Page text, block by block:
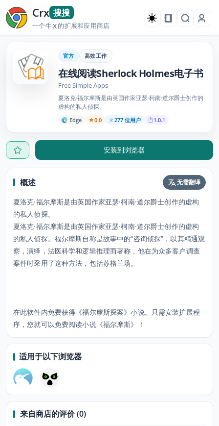
Crx 搜搜
一个牛X的扩展和应用商店
官方 高效工作
在线阅读Sherlock Holmes电子书
Free Simple Apps
夏洛克·福尔摩斯是由英国作家亚瑟·柯南·道尔爵士创作的
虚构的私人侦探。
Edge 0.0 277 位用户 1.0.1
安装到浏览器
概述 无需翻译
夏洛克·福尔摩斯是由英国作家亚瑟·柯南·道尔爵士创作的虚构
的私人侦探。
夏洛克·福尔摩斯是由英国作家亚瑟·柯南·道尔爵士创作的虚构
的私人侦探。福尔摩斯自称是故事中的“咨询侦探”，以其精通观
察，演绎，法医科学和逻辑推理而著称，他在为众多客户调查
案件时采用了这种方法，包括苏格兰场。
在此软件内免费获得《福尔摩斯探案》小说。只需安装扩展程
适用于以下浏览器
来自商店的评价 (0)